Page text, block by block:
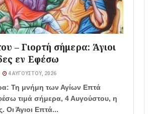
– Γιορτή σήμερα: Άγιοι
εν Εφέσω
4 ΑΥΓΟΎΣΤΟΥ, 2026
Τη μνήμη των Αγίων Επτά
τιμά σήμερα, 4 Αυγούστου, η
Οι Άγιοι Επτά...